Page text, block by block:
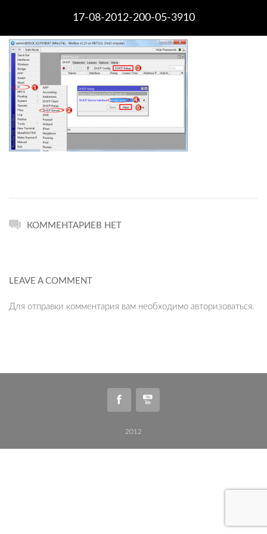
17-08-2012-200-05-3910
КОММЕНТАРИЕВ НЕТ
LEAVE A COMMENT
Для отправки комментария вам необходимо авторизоваться.
2012